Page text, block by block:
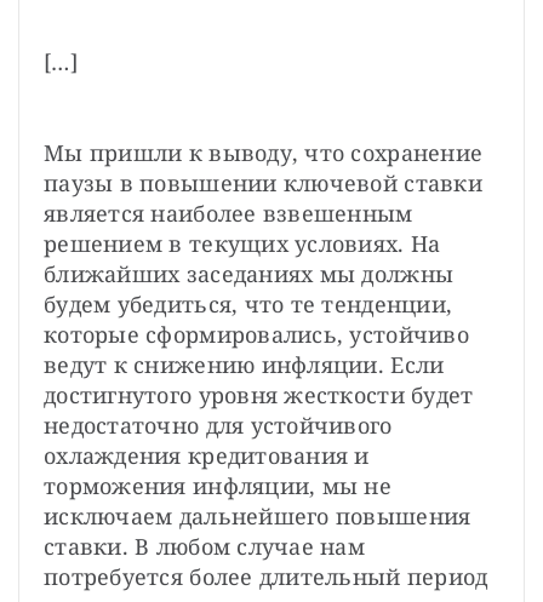
[…]
Мы пришли к выводу, что сохранение
паузы в повышении ключевой ставки
является наиболее взвешенным
решением в текущих условиях. На
ближайших заседаниях мы должны
будем убедиться, что те тенденции,
которые сформировались, устойчиво
ведут к снижению инфляции. Если
достигнутого уровня жесткости будет
недостаточно для устойчивого
охлаждения кредитования и
торможения инфляции, мы не
исключаем дальнейшего повышения
ставки. В любом случае нам
потребуется более длительный период